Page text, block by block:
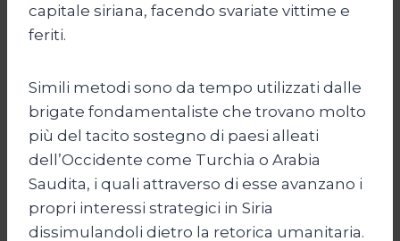
capitale siriana, facendo svariate vittime e
feriti.
Simili metodi sono da tempo utilizzati dalle
brigate fondamentaliste che trovano molto
più del tacito sostegno di paesi alleati
dell’Occidente come Turchia o Arabia
Saudita, i quali attraverso di esse avanzano i
propri interessi strategici in Siria
dissimulandoli dietro la retorica umanitaria.